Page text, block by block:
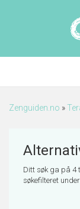
Zenguiden.no »
Ditt søk ga på 4
søkefilteret